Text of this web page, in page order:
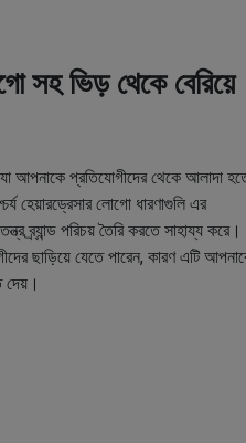
সহ ভিড় থেকে বেরিয়ে
আপনাকে প্রতিযোগীদের থেকে আলাদা
হেয়ারড্রেসার লোগো ধারণাগুলি এর
ব্র্যান্ড পরিচয় তৈরি করতে সাহায্য
ছাড়িয়ে যেতে পারেন, কারণ এটি
দেয়।